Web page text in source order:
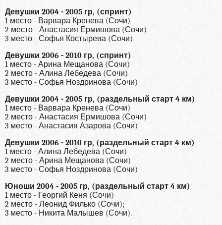
Девушки 2004 - 2005 гр, (спринт)
1 место - Варвара Кренева (Сочи)
2 место - Анастасия Ермишова (Сочи)
3 место - Софья Костырева (Сочи)
Девушки 2006 - 2010 гр, (спринт)
1 место - Арина Мещанова (Сочи)
2 место - Алина Лебедева (Сочи)
3 место - Софья Ноздринова (Сочи)
Девушки 2004 - 2005 гр, (раздельный старт 4 км)
1 место - Варвара Кренева (Сочи)
2 место - Анастасия Ермишова (Сочи)
3 место - Анастасия Азарова (Сочи)
Девушки 2006 - 2010 гр, (раздельный старт 4 км)
1 место - Алина Лебедева (Сочи)
2 место - Арина Мещанова (Сочи)
3 место - Софья Ноздринова (Сочи)
Юноши 2004 - 2005 гр, (раздельный старт 4 км)
1 место - Георгий Кеня (Сочи)
2 место - Леонид Филько (Сочи);
3 место - Никита Малышев (Сочи).